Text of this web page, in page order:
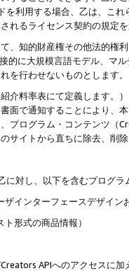
を利用する場合、乙は、こ
れるライセンス契約の規定
、知的財産権その他法的権
的に大規模言語モデル、マ
を行わせないものとします。
介料率表にて定義します。
面で通知することにより、
プログラム・コンテンツ（
サイトから直ちに除去、削
に対し、以下を含むプログ
ザインターフェースデザイ
形式の商品情報）
APIへのアクセスに